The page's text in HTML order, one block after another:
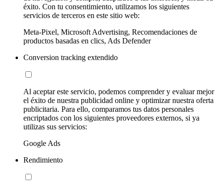
éxito. Con tu consentimiento, utilizamos los siguientes
servicios de terceros en este sitio web:
Meta-Pixel, Microsoft Advertising, Recomendaciones de
productos basadas en clics, Ads Defender
Conversion tracking extendido
Al aceptar este servicio, podemos comprender y evaluar mejor
el éxito de nuestra publicidad online y optimizar nuestra oferta
publicitaria. Para ello, comparamos tus datos personales
encriptados con los siguientes proveedores externos, si ya
utilizas sus servicios:
Google Ads
Rendimiento